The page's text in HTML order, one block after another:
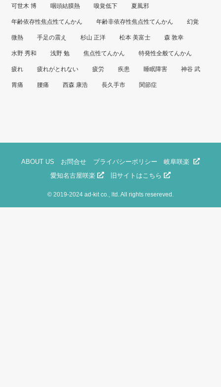
可世木 博 咽頭結膜熱 嗅覚低下 夏風邪
年齢依存性焦点性てんかん 年齢非依存性焦点性てんかん 幻覚
微熱 手足の震え 杉山 正洋 松本 美富士 森 敦幸
水野 秀和 浅野 勉 焦点性てんかん 特発性全般てんかん
疲れ 疲れがとれない 疲労 疾患 睡眠障害 神谷 武
胃痛 腰痛 西森 康浩 長久手市 関節症
ABOUT US お問合せ プライバシーポリシー
岐阜咲楽
愛知名古屋咲楽
旧サイトはこちら
© 2019-2024 ad-kit co., ltd. All rights resereved.